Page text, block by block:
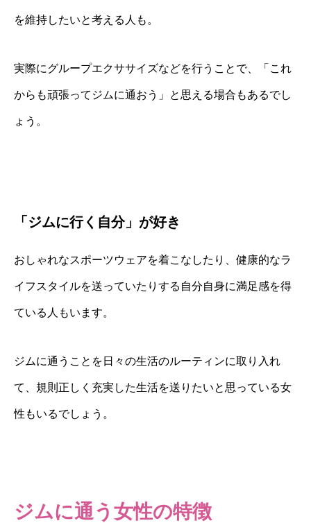
を維持したいと考える人も。
実際にグループエクササイズなどを行うことで、「これ
からも頑張ってジムに通おう」と思える場合もあるでし
ょう。
「ジムに行く自分」が好き
おしゃれなスポーツウェアを着こなしたり、健康的なラ
イフスタイルを送っていたりする自分自身に満足感を得
ている人もいます。
ジムに通うことを日々の生活のルーティンに取り入れ
て、規則正しく充実した生活を送りたいと思っている女
性もいるでしょう。
ジムに通う女性の特徴